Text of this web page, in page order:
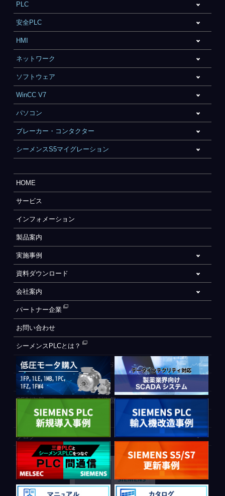
PLC
安全PLC
HMI
ネットワーク
ソフトウェア
WinCC V7
パソコン
ブレーカー・コンタクター
シーメンスS5マイグレーション
HOME
サービス
インフォメーション
製品案内
実施事例
資料ダウンロード
会社案内
パートナー企業
お問い合わせ
シーメンスPLCとは？
自動化設備をご検討されているお客様へ
WEB会員登録フォーム
CE制御盤（ヨーロッパでの制御盤について）
PLC間通信
ブログ